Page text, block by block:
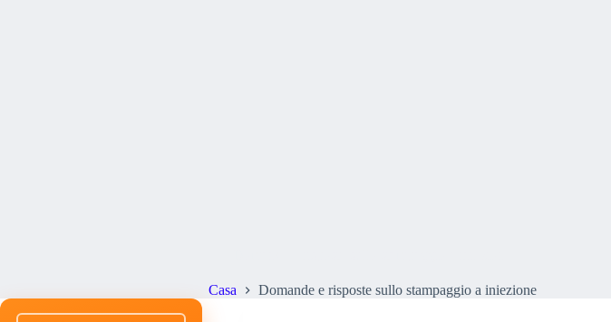
Casa Domande e risposte sullo stampaggio a iniezione